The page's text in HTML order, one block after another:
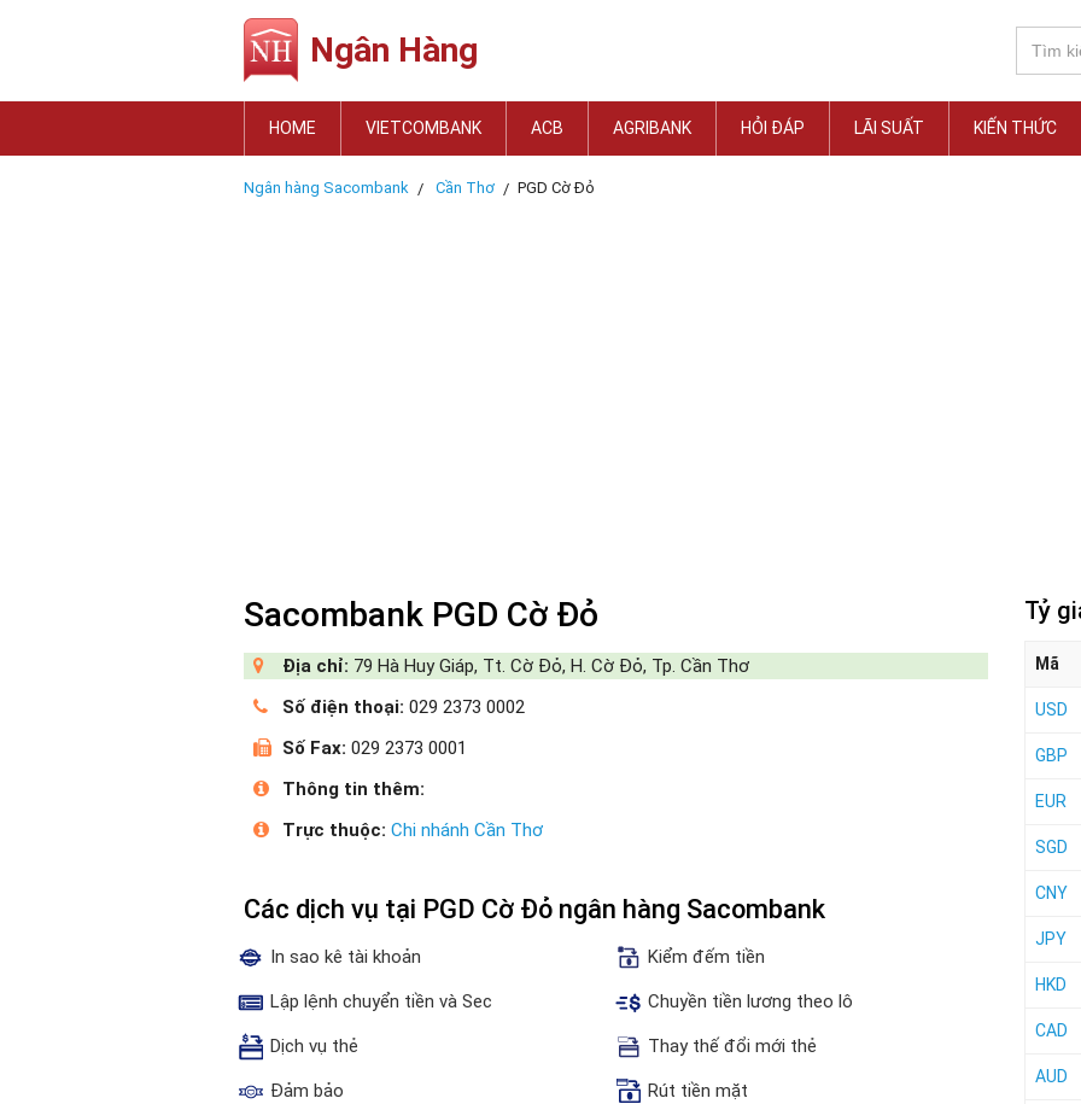
Ngân Hàng
HOME VIETCOMBANK ACB AGRIBANK HỎI ĐÁP LÃI SUẤT KIẾN THỨC
Ngân hàng Sacombank Cần Thơ PGD Cờ Đỏ
Sacombank PGD Cờ Đỏ
Địa chỉ: 79 Hà Huy Giáp, Tt. Cờ Đỏ, H. Cờ Đỏ, Tp. Cần Thơ
Số điện thoại: 029 2373 0002
Số Fax: 029 2373 0001
Thông tin thêm:
Trực thuộc: Chi nhánh Cần Thơ
Các dịch vụ tại PGD Cờ Đỏ ngân hàng Sacombank
In sao kê tài khoản Kiểm đếm tiền
Lập lệnh chuyển tiền và Sec Chuyền tiền lương theo lô
Dịch vụ thẻ Thay thế đổi mới thẻ
Đảm bảo Rút tiền mặt
Tỷ
Mã
USD
GBP
EUR
SGD
CNY
JPY
HKD
CAD
AUD